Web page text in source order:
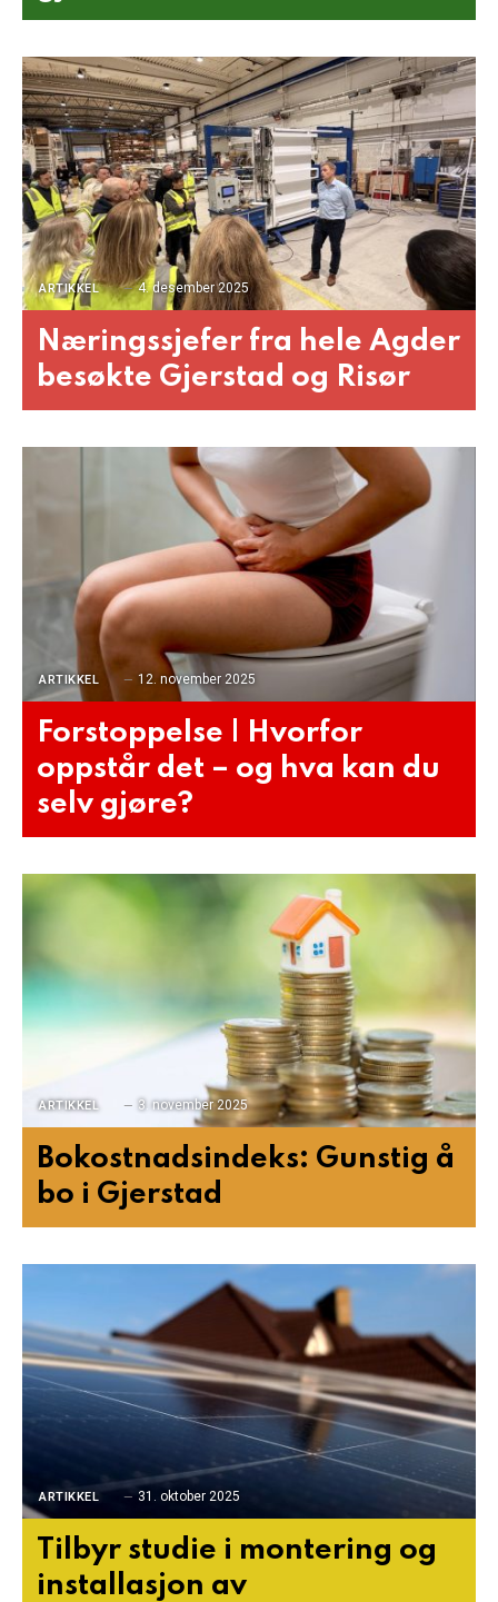
ARTIKKEL 4. desember 2025
Næringssjefer fra hele Agder
besøkte Gjerstad og Risør
ARTIKKEL 12. november 2025
Forstoppelse | Hvorfor
oppstår det – og hva kan du
selv gjøre?
ARTIKKEL 3. november 2025
Bokostnadsindeks: Gunstig å
bo i Gjerstad
ARTIKKEL 31. oktober 2025
Tilbyr studie i montering og
installasjon av